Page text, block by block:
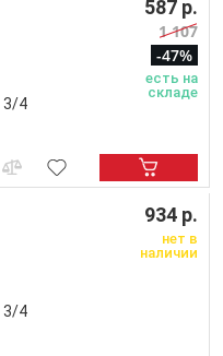
3/4
587 р.
1 107
-47%
есть на
складе
3/4
934 р.
нет в
наличии